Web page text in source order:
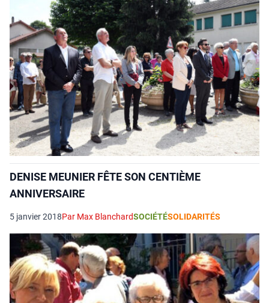
DENISE MEUNIER FÊTE SON CENTIÈME
ANNIVERSAIRE
5 janvier 2018Par Max BlanchardSOCIÉTÉSOLIDARITÉS